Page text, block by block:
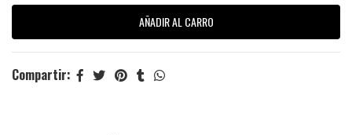
Compartir: